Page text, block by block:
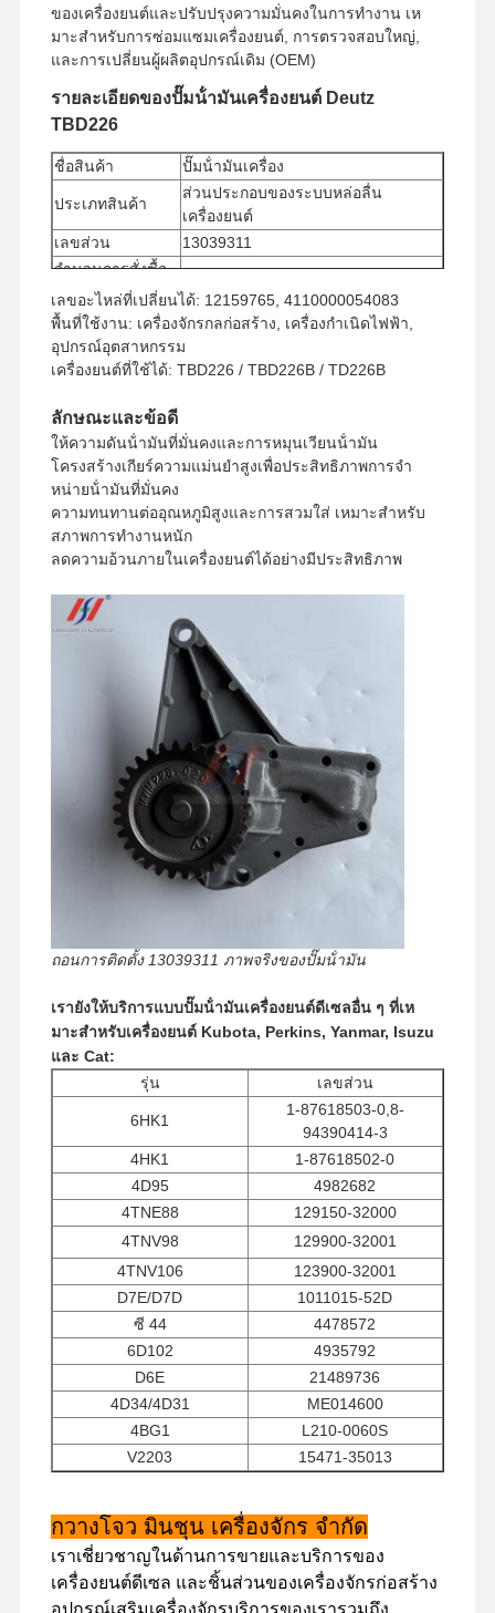
หน้าแรก
ทัวร์โรงงาน
การควบคุม
คุณภาพ
ติดต่อเรา
เครื่องยนต์เพอร์กินส์
เครื่องยนต์ยานมาร์
เครื่องยนต์ Isuzu
เครื่องยนต์คัมมินส์
ของเครื่องยนต์และปรับปรุงความมั่นคงในการทํางาน เห
มาะสําหรับการซ่อมแซมเครื่องยนต์, การตรวจสอบใหญ่,
และการเปลี่ยนผู้ผลิตอุปกรณ์เดิม (OEM)
รายละเอียดของปั๊มน้ํามันเครื่องยนต์ Deutz
TBD226
ชื่อสินค้า ปั๊มน้ํามันเครื่อง
ประเภทสินค้า
ส่วนประกอบของระบบหล่อลื่น
เครื่องยนต์
เลขส่วน
13039311
จํานวนการสั่งซื้อ
ขั้นต่ํา
วิธีการจ่ายเงิน
Western Union, T/T
วิธีการขนส่ง
UPS/DHL/EMS/TNT/FedEx
เลขอะไหล่ที่เปลี่ยนได้: 12159765, 4110000054083
พื้นที่ใช้งาน: เครื่องจักรกลก่อสร้าง, เครื่องกําเนิดไฟฟ้า,
อุปกรณ์อุตสาหกรรม
เครื่องยนต์ที่ใช้ได้: TBD226 / TBD226B / TD226B
ลักษณะและข้อดี
ให้ความดันน้ํามันที่มั่นคงและการหมุนเวียนน้ํามัน
โครงสร้างเกียร์ความแม่นยําสูงเพื่อประสิทธิภาพการจํา
หน่ายน้ํามันที่มั่นคง
ความทนทานต่ออุณหภูมิสูงและการสวมใส่ เหมาะสําหรับ
สภาพการทํางานหนัก
ลดความอ้วนภายในเครื่องยนต์ได้อย่างมีประสิทธิภาพ
ถอนการติดตั้ง 13039311 ภาพจริงของปั๊มน้ํามัน
เรายังให้บริการแบบปั๊มน้ํามันเครื่องยนต์ดีเซลอื่น ๆ ที่เห
มาะสําหรับเครื่องยนต์ Kubota, Perkins, Yanmar, Isuzu
และ Cat:
รุ่น
เลขส่วน
6HK1
1-87618503-0,8-
94390414-3
4HK1
1-87618502-0
4D95
4982682
4TNE88
129150-32000
4TNV98
129900-32001
4TNV106
123900-32001
D7E/D7D
1011015-52D
ซี 44
4478572
6D102
4935792
D6E
21489736
4D34/4D31
ME014600
4BG1
L210-0060S
V2203
15471-35013
กวางโจว มินชุน เครื่องจักร จํากัด
เราเชี่ยวชาญในด้านการขายและบริการของ
เครื่องยนต์ดีเซล และชิ้นส่วนของเครื่องจักรก่อสร้าง
อุปกรณ์เสริมเครื่องจักรบริการของเรารวมถึง